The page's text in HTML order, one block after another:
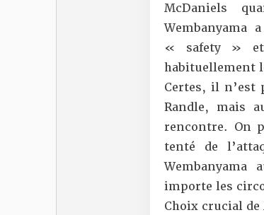
McDaniels
Wembanyama
« safety » et
habituellement
Certes, il n’est
Randle, mais
rencontre. On
tenté de
importe les
Choix crucial